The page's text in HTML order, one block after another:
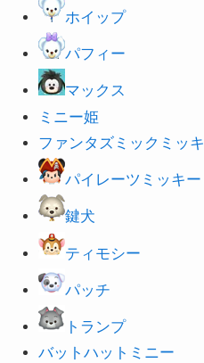
ホイップ
パフィー
マックス
ミニー姫
ファンタズミックミッ
パイレーツミッキー
鍵犬
ティモシー
パッチ
トランプ
バットハットミニー